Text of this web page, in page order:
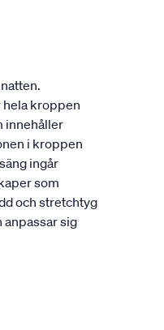
hela kroppen
innehåller
i kroppen
ingår
som
och stretchtyg
anpassar sig